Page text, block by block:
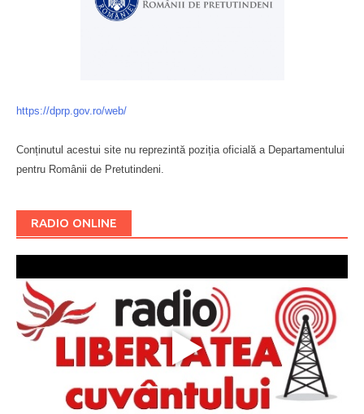
https://dprp.gov.ro/web/
Conținutul acestui site nu reprezintă poziția oficială a Departamentului
pentru Românii de Pretutindeni.
RADIO ONLINE